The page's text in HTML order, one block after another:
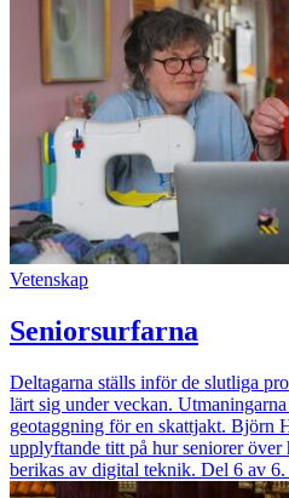
Vetenskap
Seniorsurfarna
Deltagarna ställs inför de slutliga
lärt sig under veckan.
geotaggning för en skattjakt. Björn
upplyftande titt på hur seniorer över
berikas av digital teknik. Del 6 av